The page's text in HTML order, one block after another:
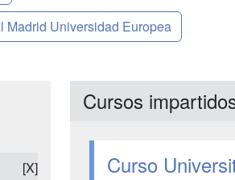
Madrid Universidad Europea
[X]
Cursos
Curso